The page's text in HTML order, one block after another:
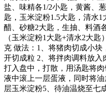
盐、味精各1/2小匙，黄酱、
匙，玉米淀粉1.5大匙，清水
醋、砂糖2大匙，生抽、料酒
（玉米淀粉1大匙+清水2大
克 做法：1、将猪肉切成小
开切成粒 2、将拌肉调料放
打入盘中，打散，用汤匙将
液中滚上一层蛋液，同时将
层玉米淀粉5、待油温烧至七